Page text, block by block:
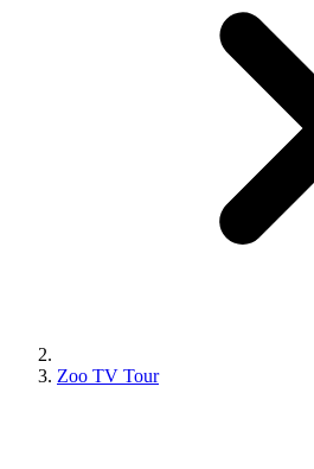
Zoo TV Tour